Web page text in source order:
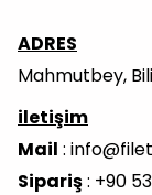
ADRES
Mahmutbey,
iletişim
Mail :
Sipariş: +90